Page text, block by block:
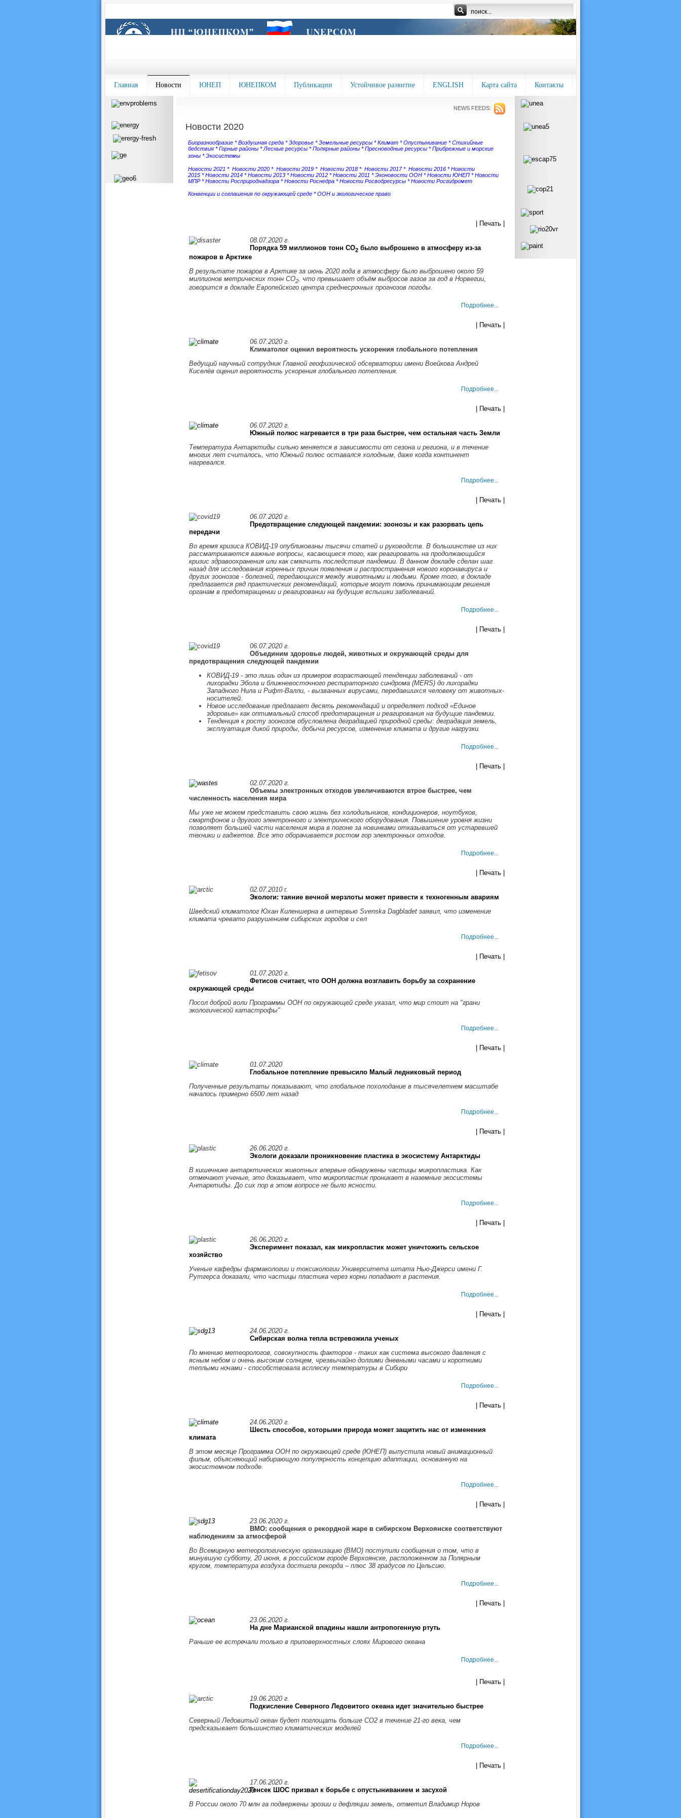
Главная Новости ЮНЕП ЮНЕПКОМ Публикации Устойчивое развитие ENGLISH Карта сайта Контакты
NEWS FEEDS:
Новости 2020
Биоразнообразие *Воздушная среда *Здоровье *Земельные ресурсы *Климат *Опустынивание *Стихийные
бедствия *Горные районы *Лесные ресурсы *Полярные районы *Пресноводные ресурсы *Прибрежные и морские
зоны *Экосистемы
Новости 2021 * Новости 2020* Новости 2019* Новости 2018* Новости 2017* Новости 2016*Новости
2015*Новости 2014 *Новости 2013 *Новости 2012*Новости 2011 *Эконовости ООН*Новости ЮНЕП*Новости
МПР*Новости Росприроднадзора*Новости Роснедра*Новости Росводресурсы*Новости Росгидромет
Конвенции и соглашения по окружающей среде*ООН и экологическое право
| Печать |
08.07.2020 г.
Порядка 59 миллионов тонн СО2было выброшено в атмосферу из-за
пожаров в Арктике
В результате пожаров в Арктике за июнь 2020 года в атмосферу было выброшено около 59
миллионов метрических тонн СО2, что превышает объём выбросов газов за год в Норвегии,
говорится в докладе Европейского центра среднесрочных прогнозов погоды.
Подробнее...
| Печать |
06.07.2020 г.
Климатолог оценил вероятность ускорения глобального потепления
Ведущий научный сотрудник Главной геофизической обсерватории имени Воейкова Андрей
Киселёв оценил вероятность ускорения глобального потепления.
Подробнее...
| Печать |
06.07.2020 г.
Южный полюс нагревается в три раза быстрее, чем остальная часть Земли
Температура Антарктиды сильно меняется в зависимости от сезона и региона, и в течение
многих лет считалось, что Южный полюс оставался холодным, даже когда континент
нагревался.
Подробнее...
| Печать |
06.07.2020 г.
Предотвращение следующей пандемии: зоонозы и как разорвать цепь
передачи
Во время кризиса КОВИД-19 опубликованы тысячи статей и руководств. В большинстве из них
рассматриваются важные вопросы, касающиеся того, как реагировать на продолжающийся
кризис здравоохранения или как смягчить последствия пандемии. В данном докладе сделан шаг
назад для исследования коренных причин появления и распространения нового коронавируса и
других зоонозов - болезней, передающихся между животными и людьми. Кроме того, в докладе
предлагается ряд практических рекомендаций, которые могут помочь принимающим решения
органам в предотвращении и реагировании на будущие вспышки заболеваний.
Подробнее...
| Печать |
06.07.2020 г.
Объединим здоровье людей, животных и окружающей среды для
предотвращения следующей пандемии
КОВИД-19 - это лишь один из примеров возрастающей тенденции заболеваний - от
лихорадки Эбола и ближневосточного респираторного синдрома (MERS) до лихорадки
Западного Нила и Рифт-Валли, - вызванных вирусами, передавшихся человеку от животных-
носителей.
Новое исследование предлагает десять рекомендаций и определяет подход «Единое
здоровье» как оптимальный способ предотвращения и реагирования на будущие пандемии.
Тенденция к росту зоонозов обусловлена деградацией природной среды: деградация земель,
эксплуатация дикой природы, добыча ресурсов, изменение климата и другие нагрузки.
Подробнее...
| Печать |
02.07.2020 г.
Объемы электронных отходов увеличиваются втрое быстрее, чем
численность населения мира
Мы уже не можем представить свою жизнь без холодильников, кондиционеров, ноутбуков,
смартфонов и другого электронного и электрического оборудования. Повышение уровня жизни
позволяет большей части населения мира в погоне за новинками отказываться от устаревшей
техники и гаджетов. Все это оборачивается ростом гор электронных отходов.
Подробнее...
| Печать |
02.07.2010г.
Экологи: таяние вечной мерзлоты может привести к техногенным авариям
Шведский климатолог Юхан Киленшерна в интервью Svenska Dagbladet заявил, что изменение
климата чревато разрушением сибирских городов и сел
Подробнее...
| Печать |
01.07.2020 г.
Фетисов считает, что ООН должна возглавить борьбу за сохранение
окружающей среды
Посол доброй воли Программы ООН по окружающей среде указал, что мир стоит на "грани
экологической катастрофы"
Подробнее...
| Печать |
01.07.2020
Глобальное потепление превысило Малый ледниковый период
Полученные результаты показывают, что глобальное похолодание в тысячелетнем масштабе
началось примерно 6500 лет назад
Подробнее...
| Печать |
26.06.2020 г.
Экологи доказали проникновение пластика в экосистему Антарктиды
В кишечнике антарктических животных впервые обнаружены частицы микропластика. Как
отмечают ученые, это доказывает, что микропластик проникает в наземные экосистемы
Антарктиды. До сих пор в этом вопросе не было ясности.
Подробнее...
| Печать |
26.06.2020 г.
Эксперимент показал, как микропластик может уничтожить сельское
хозяйство
Ученые кафедры фармакологии и токсикологии Университета штата Нью-Джерси имени Г.
Рутгерса доказали, что частицы пластика через корни попадают в растения.
Подробнее...
| Печать |
24.06.2020 г.
Сибирская волна тепла встревожила ученых
По мнению метеорологов, совокупность факторов - таких как система высокого давления с
ясным небом и очень высоким солнцем, чрезвычайно долгими дневными часами и короткими
теплыми ночами - способствовала всплеску температуры в Сибири
Подробнее...
| Печать |
24.06.2020 г.
Шесть способов, которыми природа может защитить нас от изменения
климата
В этом месяце Программа ООН по окружающей среде (ЮНЕП) выпустила новый анимационный
фильм, объясняющий набирающую популярность концепцию адаптации, основанную на
экосистемном подходе.
Подробнее...
| Печать |
23.06.2020 г.
ВМО: сообщения о рекордной жаре в сибирском Верхоянске соответствуют
наблюдениям за атмосферой
Во Всемирную метеорологическую организацию (ВМО) поступили сообщения о том, что в
минувшую субботу, 20 июня, в российском городе Верхоянске, расположенном за Полярным
кругом, температура воздуха достигла рекорда – плюс 38 градусов по Цельсию.
Подробнее...
| Печать |
23.06.2020 г.
На дне Марианской впадины нашли антропогенную ртуть
Раньше ее встречали только в приповерхностных слоях Мирового океана
Подробнее...
| Печать |
19.06.2020 г.
Подкисление Северного Ледовитого океана идет значительно быстрее
Северный Ледовитый океан будет поглощать больше CO2 в течение 21-го века, чем
предсказывает большинство климатических моделей
Подробнее...
| Печать |
17.06.2020 г.
Генсек ШОС призвал к борьбе с опустыниванием и засухой
В России около 70 млн га подвержены эрозии и дефляции земель, отметил Владимир Норов